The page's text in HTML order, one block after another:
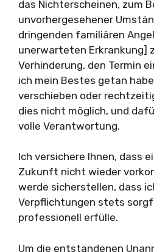
das Nichterscheinen, zum
unvorhergesehener
dringenden familiären
unerwarteten Erkrankung]
Verhinderung, den Termin
ich mein Bestes getan
verschieben oder
dies nicht möglich, und
volle Verantwortung.
Ich versichere Ihnen, dass
Zukunft nicht wieder
werde sicherstellen, dass
Verpflichtungen stets
professionell erfülle.
Um die entstandenen